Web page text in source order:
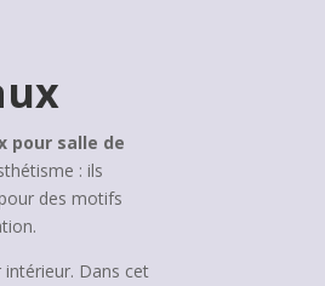
pour salle de
: ils
des motifs
Dans cet